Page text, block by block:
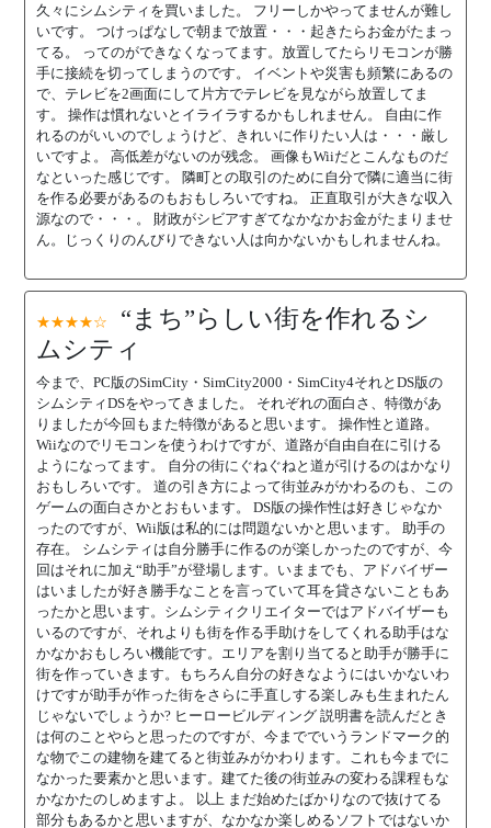
久々にシムシティを買いました。 フリーしかやってませんが難し
いです。 つけっぱなしで朝まで放置・・・起きたらお金がたまっ
てる。 ってのができなくなってます。放置してたらリモコンが勝
手に接続を切ってしまうのです。 イベントや災害も頻繁にあるの
で、テレビを2画面にして片方でテレビを見ながら放置してま
す。 操作は慣れないとイライラするかもしれません。 自由に作
れるのがいいのでしょうけど、きれいに作りたい人は・・・厳し
いですよ。 高低差がないのが残念。 画像もWiiだとこんなものだ
なといった感じです。 隣町との取引のために自分で隣に適当に街
を作る必要があるのもおもしろいですね。 正直取引が大きな収入
源なので・・・。 財政がシビアすぎてなかなかお金がたまりませ
ん。じっくりのんびりできない人は向かないかもしれませんね。
★★★★☆
“まち”らしい街を作れるシ
ムシティ
今まで、PC版のSimCity・SimCity2000・SimCity4それとDS版の
シムシティDSをやってきました。 それぞれの面白さ、特徴があ
りましたが今回もまた特徴があると思います。 操作性と道路。
Wiiなのでリモコンを使うわけですが、道路が自由自在に引ける
ようになってます。 自分の街にぐねぐねと道が引けるのはかなり
おもしろいです。 道の引き方によって街並みがかわるのも、この
ゲームの面白さかとおもいます。 DS版の操作性は好きじゃなか
ったのですが、Wii版は私的には問題ないかと思います。 助手の
存在。 シムシティは自分勝手に作るのが楽しかったのですが、今
回はそれに加え“助手”が登場します。いままでも、アドバイザー
はいましたが好き勝手なことを言っていて耳を貸さないこともあ
ったかと思います。シムシティクリエイターではアドバイザーも
いるのですが、それよりも街を作る手助けをしてくれる助手はな
かなかおもしろい機能です。エリアを割り当てると助手が勝手に
街を作っていきます。もちろん自分の好きなようにはいかないわ
けですが助手が作った街をさらに手直しする楽しみも生まれたん
じゃないでしょうか? ヒーロービルディング 説明書を読んだとき
は何のことやらと思ったのですが、今まででいうランドマーク的
な物でこの建物を建てると街並みがかわります。これも今までに
なかった要素かと思います。建てた後の街並みの変わる課程もな
かなかたのしめますよ。 以上 まだ始めたばかりなので抜けてる
部分もあるかと思いますが、なかなか楽しめるソフトではないか